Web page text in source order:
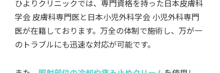
ひよりクリニックでは、専門資格を持った日本皮膚科
学会 皮膚科専門医と日本小児外科学会 小児外科専門
医が在籍しております。万全の体制で施術し、万が一
のトラブルにも迅速な対応が可能です。